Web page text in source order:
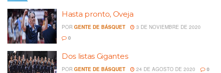
Hasta pronto, Oveja
POR GENTE DE BÁSQUET
3 DE NOVIEMBRE DE 2020
0
Dos listas Gigantes
POR GENTE DE BÁSQUET 24 DE AGOSTO DE 2020 0